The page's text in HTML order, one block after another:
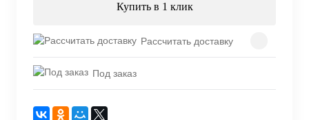
Купить в 1 клик
Рассчитать доставку
Под заказ